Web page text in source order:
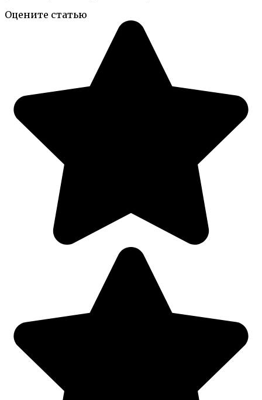
Оцените статью